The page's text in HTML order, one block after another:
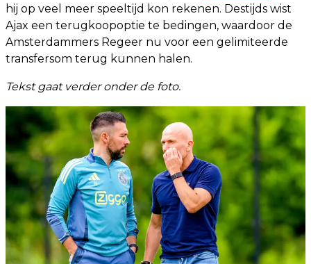
hij op veel meer speeltijd kon rekenen. Destijds wist
Ajax een terugkoopoptie te bedingen, waardoor de
Amsterdammers Regeer nu voor een gelimiteerde
transfersom terug kunnen halen.
Tekst gaat verder onder de foto.